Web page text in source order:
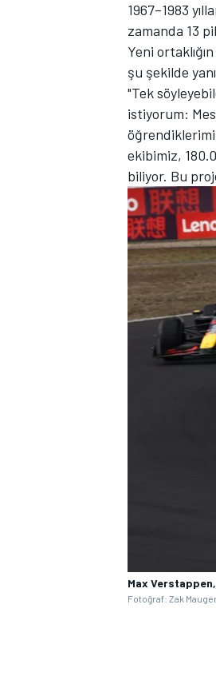
1967–1983
zamanda 13
Yeni
şu şekilde
"Tek
istiyorum:
ekibimiz,
biliyor. Bu
Max
Fotoğraf: Zak